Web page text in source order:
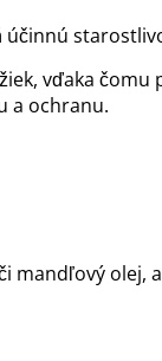
vďaka
a ochranu.